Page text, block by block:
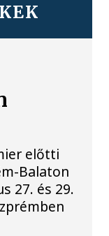
előtti
Balaton
27. és 29.